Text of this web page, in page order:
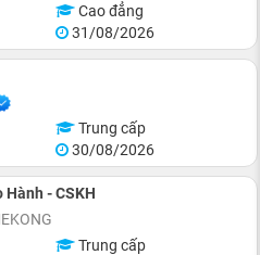
Cao đẳng
31/08/2026
Trung cấp
30/08/2026
- CSKH
Trung cấp